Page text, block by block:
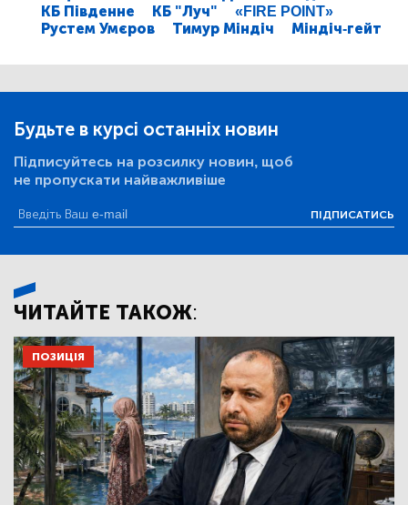
КБ Південне
КБ "Луч"
«FIRE POINT»
Рустем Умєров
Тимур Міндіч Міндіч-гейт
Будьте в курсі останніх новин
Підписуйтесь на розсилку новин, щоб
не пропускати найважливіше
ПІДПИСАТИСЬ
ЧИТАЙТЕ ТАКОЖ:
ПОЗИЦІЯ